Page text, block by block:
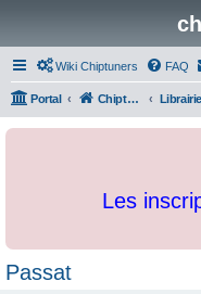
Wiki Chiptuners FAQ
Portal Chiptuners.fr
Les
Passat